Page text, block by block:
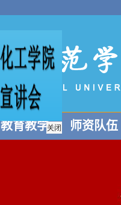
关闭
教育教学 师资队伍